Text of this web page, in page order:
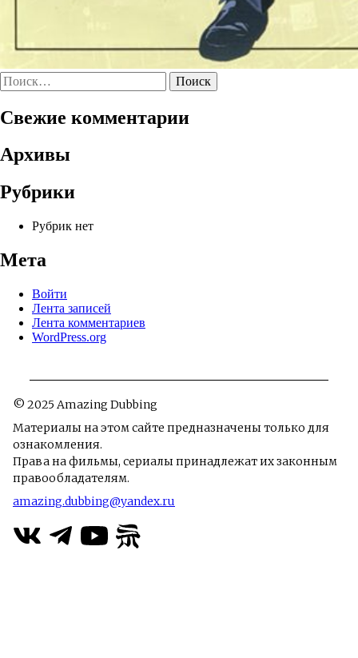
Найти:
Свежие комментарии
Архивы
Рубрики
Рубрик нет
Мета
Войти
Лента записей
Лента комментариев
WordPress.org
© 2025 Amazing Dubbing
Материалы на этом сайте предназначены только для
ознакомления.
Права на фильмы, сериалы принадлежат их законным
правообладателям.
amazing.dubbing@yandex.ru